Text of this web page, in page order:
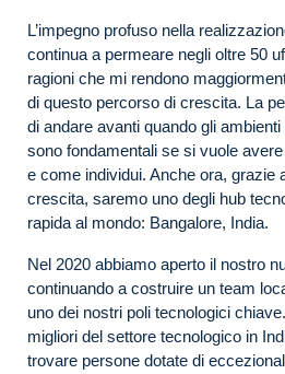
L’impegno profuso nella
continua a permeare negli oltre 50
ragioni che mi rendono
di questo percorso di crescita. La
di andare avanti quando gli
sono fondamentali se si vuole
e come individui. Anche ora, grazie
crescita, saremo uno degli hub
rapida al mondo: Bangalore, India.
Nel 2020 abbiamo aperto il nostro
continuando a costruire un team
uno dei nostri poli tecnologici
migliori del settore tecnologico in
trovare persone dotate di